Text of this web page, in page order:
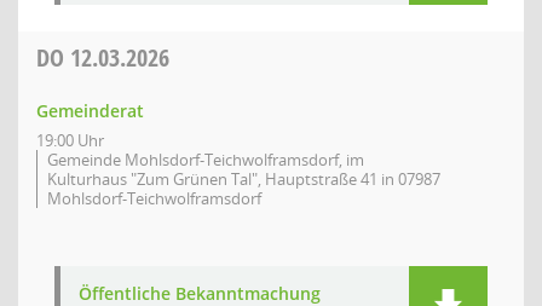
DO 12.03.2026
Gemeinderat
19:00 Uhr
Gemeinde Mohlsdorf-Teichwolframsdorf, im
Kulturhaus "Zum Grünen Tal", Hauptstraße 41 in 07987
Mohlsdorf-Teichwolframsdorf
Öffentliche Bekanntmachung